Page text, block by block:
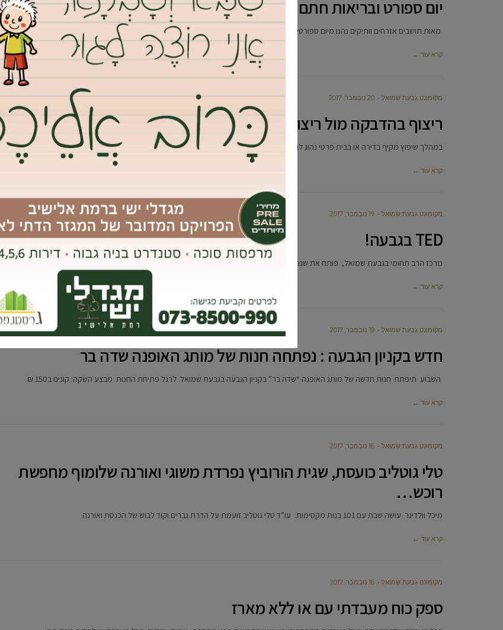
יום ספורט ובריאות חתם את אירועי חודש האזרח הוותיק בגבעת שמואל
מאות תושבים אזרחים וותיקים נהנו מיום ספורטיבי במיוחד. הגיע החורף במלוא עוזו. רוחות וגשמים. וכשבחוץ סוער – בפנים היה חם.
קרא עוד ←
מקומונט גבעת שמואל 20 נובמבר, 2017
ריצוף בהדבקה מול ריצוף מחדש
במהלך שיפוץ מקיף בדירה או בבית פרטי נהוג לבצע גם החלפת אריחי ריצוף, במקום הבלטות הישנות והדהויות מתקינים רצפה חדשה
קרא עוד ←
מקומונט גבעת שמואל 19 נובמבר, 2017
TED בגבעה!
מרכז הרב תחומי בגבעת שמואל, פותח את שנת הלימודים בערב הרצאות מרתק בסגנוןTED בו ישתתפו מיטב המרצים המובילים שילוו את תכנית
קרא עוד ←
מקומונט גבעת שמואל 19 נובמבר, 2017
חדש בקניון הגבעה : נפתחה חנות של מותג האופנה שדה בר
השבוע תיפתח חנות חדשה של מותג האופנה “שדה בר” בקניון הגבעה בגבעת שמואל. לרגל פתיחת החנות מבצע השקה: קונים ב150 ₪
קרא עוד ←
מקומונט גבעת שמואל 16 נובמבר, 2017
טלי גוטליב כועסת, שגית הורוביץ נפרדת משוגי ואורנה שלומוף מחפשת
רוכש…
מיכל וולדיגר עושה שבת עם 101 בנות מקסימות. עו”ד טלי גוטליב זועמת על הדרת גברים וקוד לבוש של הכנסת ואורנה
קרא עוד ←
מקומונט גבעת שמואל 16 נובמבר, 2017
ספק כוח מעבדתי עם או ללא מארז